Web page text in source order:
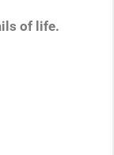
of life.